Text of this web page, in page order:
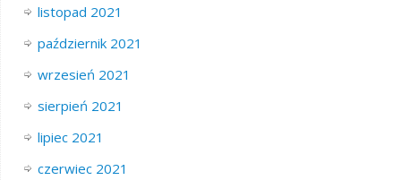
listopad 2021
październik 2021
wrzesień 2021
sierpień 2021
lipiec 2021
czerwiec 2021